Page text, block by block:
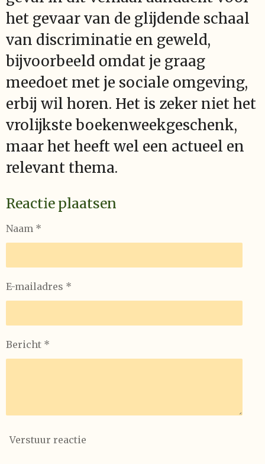
het gevaar van de glijdende schaal
van discriminatie en geweld,
bijvoorbeeld omdat je graag
meedoet met je sociale omgeving,
erbij wil horen. Het is zeker niet het
vrolijkste boekenweekgeschenk,
maar het heeft wel een actueel en
relevant thema.
Reactie plaatsen
Naam *
E-mailadres *
Bericht *
Verstuur reactie